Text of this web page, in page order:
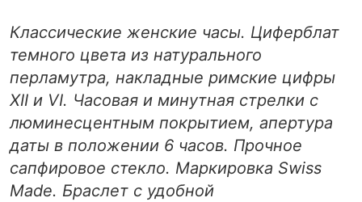
Классические женские часы. Циферблат
темного цвета из натурального
перламутра, накладные римские цифры
XII и VI. Часовая и минутная стрелки с
люминесцентным покрытием, апертура
даты в положении 6 часов. Прочное
сапфировое стекло. Маркировка Swiss
Made. Браслет с удобной